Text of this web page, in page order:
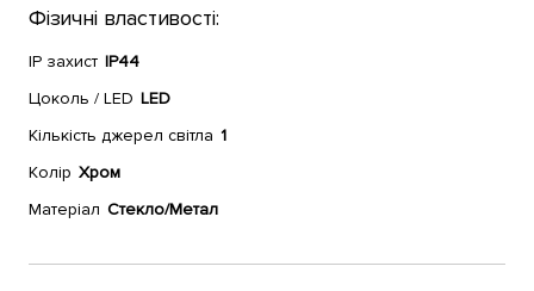
Фізичні властивості:
IP захист IP44
Цоколь / LED LED
Кількість джерел світла 1
Колір Хром
Матеріал Стекло/Метал